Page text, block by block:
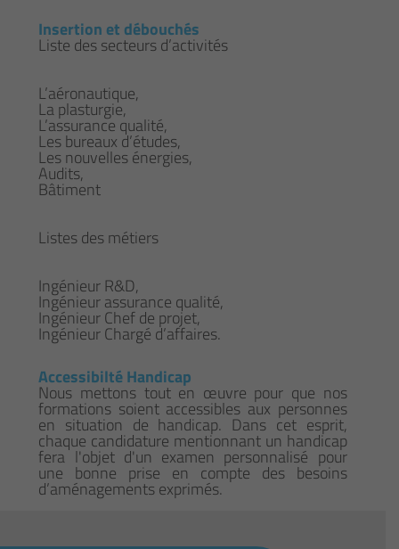
Insertion et débouchés
Liste des secteurs d’activités
L’aéronautique,
La plasturgie,
L’assurance qualité,
Les bureaux d’études,
Les nouvelles énergies,
Audits,
Bâtiment
Listes des métiers
Ingénieur R&D,
Ingénieur assurance qualité,
Ingénieur Chef de projet,
Ingénieur Chargé d’affaires.
Accessibilté Handicap
Nous mettons tout en œuvre pour que nos
formations soient accessibles aux personnes
en situation de handicap. Dans cet esprit,
chaque candidature mentionnant un handicap
fera l'objet d'un examen personnalisé pour
une bonne prise en compte des besoins
d’aménagements exprimés.